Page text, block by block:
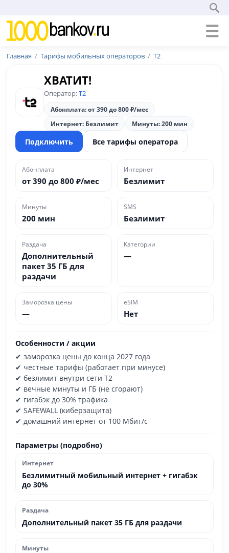
Главная Тарифы мобильных операторов Т2
ХВАТИТ!
Оператор:Т2
Абонплата: от 390 до 800 ₽/мес
Интернет: Безлимит
Минуты: 200 мин
Подключить Все тарифы оператора
Абонплата
от 390 до 800 ₽/мес
Интернет
Безлимит
Минуты
200 мин
SMS
Безлимит
Раздача
Дополнительный
пакет 35 ГБ для
раздачи
Категории
—
Заморозка цены
—
eSIM
Нет
Особенности / акции
✔ заморозка цены до конца 2027 года
✔ честные тарифы (работает при минусе)
✔ безлимит внутри сети T2
✔ вечные минуты и ГБ (не сгорают)
✔ гигабэк до 30% трафика
✔ SAFEWALL (киберзащита)
✔ домашний интернет от 100 Мбит/с
Параметры (подробно)
Интернет
Безлимитный мобильный интернет + гигабэк
до 30%
Раздача
Дополнительный пакет 35 ГБ для раздачи
Минуты